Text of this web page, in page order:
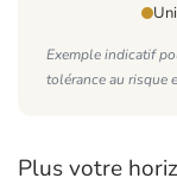
Exemple indicatif
tolérance au risque
Plus votre